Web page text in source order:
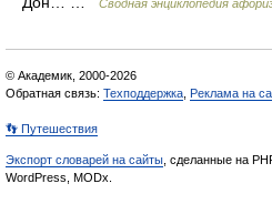
Сводная энциклопедия
© Академик, 2000-2026
Обратная связь: Техподдержка Реклама на
👣 Путешествия
Экспорт словарей на сайты , сделанные на
WordPress, MODx.